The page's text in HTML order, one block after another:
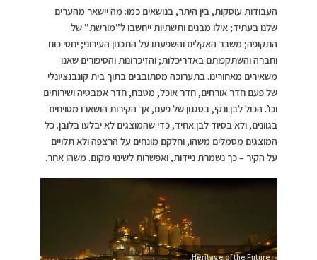
העבודות עוסקות, בין היתר, בנושאים כמו: מה יישאר מהערים
שלנו בעתיד; אילו מבנים ותשתיות ייחשבו ל”מורשת” של
התקופה; משבר האקלים והשפעתו על התכנון העירוני; יחסי כוח
וחברה והשתקפותם באדריכלות; והזיכרונות והסיפורים שאנו
משאירים מאחורינו. בתערוכה מסתובבים בתוך בית קונבנציונלי
של פעם חדר אורחים, חדר אוכל, מטבח, חדר אמבטיה ושירותים
וכו’. הכול לבן ונקי, בסגנון של פעם, אך הקירות הושארו מטויחים
בגוונים, ולא בסיוד לבן אחיד, כדי שהמוצגים לא יבלעו בלובן. כל
המוצגים מסמלים משהו, וחלקם מונחים על הרצפה ולא תלויים
על הקיר – כך נשמרת ניידות, ואפשרות לשינוי מקום. משהו אחר.